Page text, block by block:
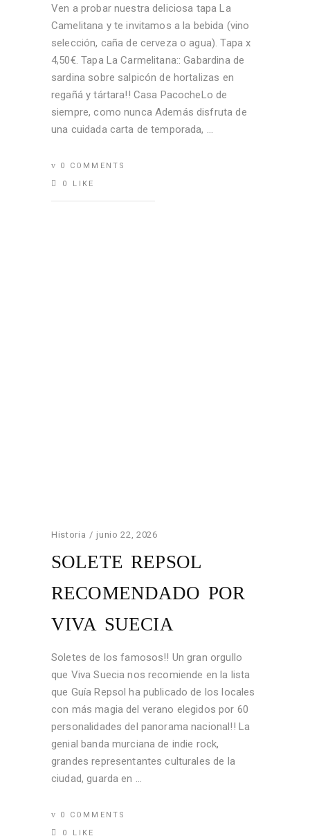
Ven a probar nuestra deliciosa tapa La
Camelitana y te invitamos a la bebida (vino
selección, caña de cerveza o agua). Tapa x
4,50€. Tapa La Carmelitana:: Gabardina de
sardina sobre salpicón de hortalizas en
regañá y tártara!! Casa PacocheLo de
siempre, como nunca Además disfruta de
una cuidada carta de temporada,
0 COMMENTS
0
LIKE
Historia junio 22, 2026
SOLETE REPSOL
RECOMENDADO POR
VIVA SUECIA
Soletes de los famosos!! Un gran orgullo
que Viva Suecia nos recomiende en la lista
que Guía Repsol ha publicado de los locales
con más magia del verano elegidos por 60
personalidades del panorama nacional!! La
genial banda murciana de indie rock,
grandes representantes culturales de la
ciudad, guarda en
0 COMMENTS
0
LIKE